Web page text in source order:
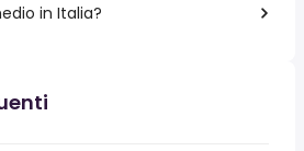
in Italia?